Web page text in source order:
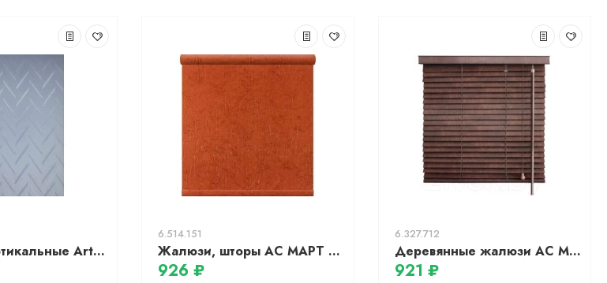
Жалюзи вертикальные ArtVision 5017 Моран 110x210 (голубой)
6.514.151
Жалюзи, шторы АС МАРТ Крисп 57x200 (оранжевый)
926 ₽
6.327.712
Деревянные жалюзи АС МАРТ 9922 160x150 (коричневый)
921 ₽